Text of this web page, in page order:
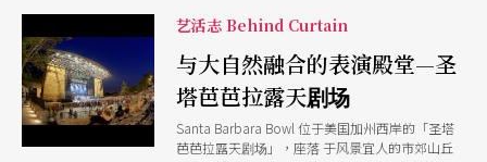
艺活志 Behind Curtain
与大自然融合的表演殿堂—圣
塔芭芭拉露天剧场
Santa Barbara Bowl 位于美国加州西岸的「圣塔
芭芭拉露天剧场」，座落 于风景宜人的市郊山丘